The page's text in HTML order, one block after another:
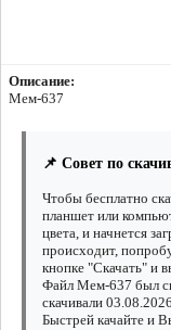
Описание:
Мем-637
📌 Совет по
Чтобы бесплатно
планшет или
цвета, и начнется
происходит,
кнопке "Скачать" и
Файл Мем-637 был
скачивали
Быстрей качайте и